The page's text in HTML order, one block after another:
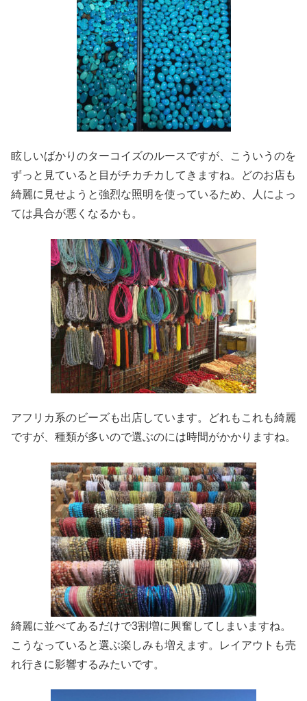
眩しいばかりのターコイズのルースですが、こういうのを
ずっと見ていると目がチカチカしてきますね。どのお店も
綺麗に見せようと強烈な照明を使っているため、人によっ
ては具合が悪くなるかも。
アフリカ系のビーズも出店しています。どれもこれも綺麗
ですが、種類が多いので選ぶのには時間がかかりますね。
綺麗に並べてあるだけで3割増に興奮してしまいますね。
こうなっていると選ぶ楽しみも増えます。レイアウトも売
れ行きに影響するみたいです。